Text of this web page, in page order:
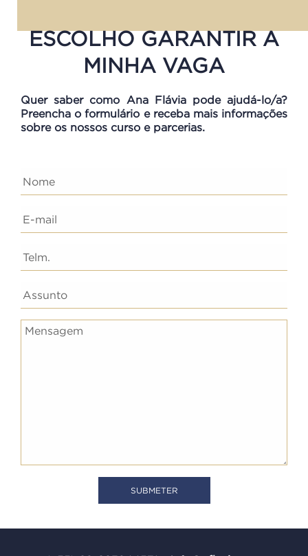
ESCOLHO GARANTIR A
MINHA VAGA
Quer saber como Ana Flávia pode ajudá-lo/a?
Preencha o formulário e receba mais informações
sobre os nossos curso e parcerias.